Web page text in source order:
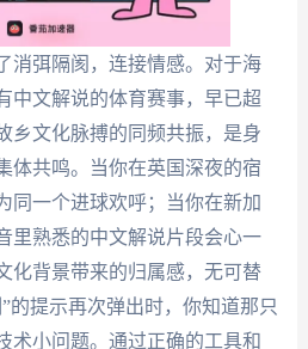
消弭隔阂，连接情感。对于海
中文解说的体育赛事，早已超
乡文化脉搏的同频共振，是身
体共鸣。当你在英国深夜的宿
同一个进球欢呼；当你在新加
里熟悉的中文解说片段会心一
化背景带来的归属感，无可替
的提示再次弹出时，你知道那只
术小问题。通过正确的工具和